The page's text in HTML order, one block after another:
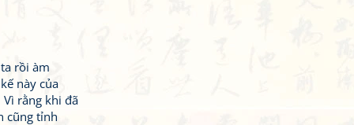
rồi àm
này của
rằng khi đã
cũng tỉnh